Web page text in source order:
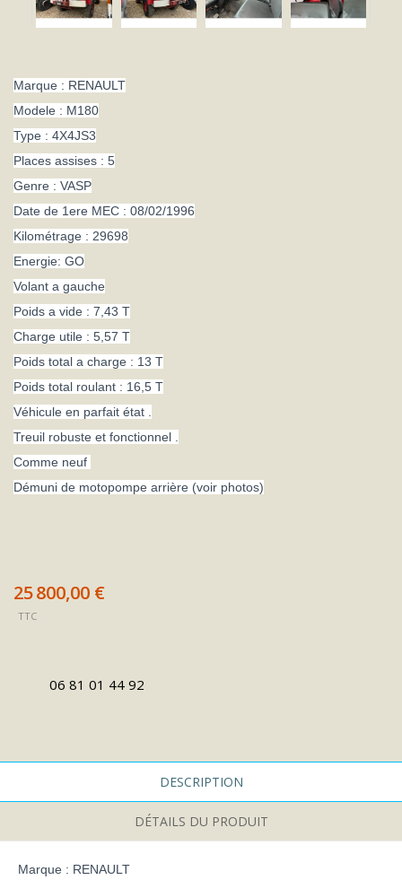
M180
4X4
TREUIL
3500L
Marque : RENAULT
Modele : M180
Type : 4X4JS3
Places assises : 5
Genre : VASP
Date de 1ere MEC : 08/02/1996
Kilométrage : 29698
Energie: GO
Volant a gauche
Poids a vide : 7,43 T
Charge utile : 5,57 T
Poids total a charge : 13 T
Poids total roulant : 16,5 T
Véhicule en parfait état .
Treuil robuste et fonctionnel .
Comme neuf
Démuni de motopompe arrière (voir photos)
25 800,00 €
TTC
06 81 01 44 92
DESCRIPTION
DÉTAILS DU PRODUIT
Marque : RENAULT